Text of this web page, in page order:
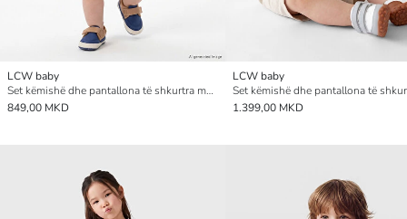
LCW baby
Set këmishë dhe pantallona të shkurtra me teksturë për foshnja djem
849,00 MKD
LCW baby
1.399,00 MKD